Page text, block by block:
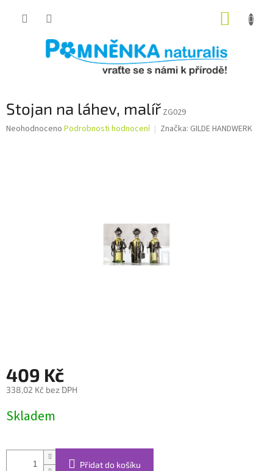
Stojan na láhev, malíř ZG029
Průměrné
Neohodnoceno Podrobnosti hodnocení Značka: GILDE HANDWERK
409 Kč
338,02 Kč bez DPH
cena:
Skladem
Přidat do košíku